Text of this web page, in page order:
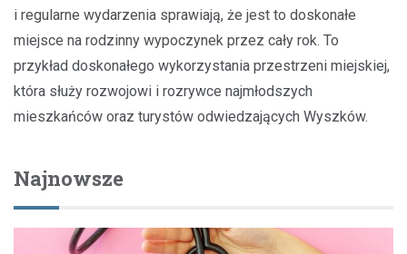
i regularne wydarzenia sprawiają, że jest to doskonałe
miejsce na rodzinny wypoczynek przez cały rok. To
przykład doskonałego wykorzystania przestrzeni miejskiej,
która służy rozwojowi i rozrywce najmłodszych
mieszkańców oraz turystów odwiedzających Wyszków.
Najnowsze